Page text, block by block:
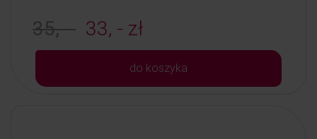
35, - 33, - zł
do koszyka